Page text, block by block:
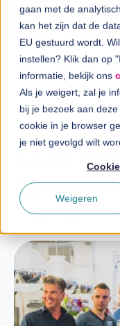
gaan met de
kan het zijn dat de
EU gestuurd wordt.
instellen? Klik dan op
informatie, bekijk ons
Als je weigert, zal je
bij je bezoek aan
cookie in je browser
je niet gevolgd wilt
Weigeren
Oplossingen
Branches
Direct in
Over InSpark
Werken bij
Blog
InSpark
Azure
Partner